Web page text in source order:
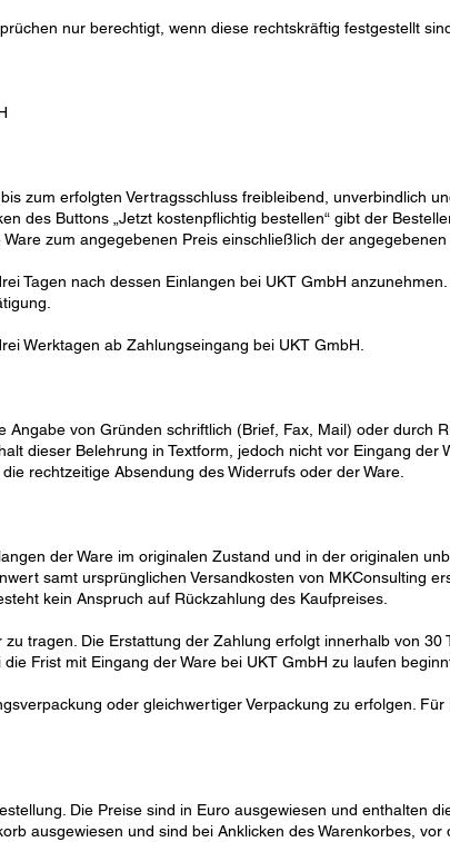
nur berechtigt, wenn diese rechtskräftig festgestellt
zum erfolgten Vertragsschluss freibleibend, unverbindlich
des Buttons „Jetzt kostenpflichtig bestellen“ gibt der
zum angegebenen Preis einschließlich der angegebenen
Tagen nach dessen Einlangen bei UKT GmbH
Werktagen ab Zahlungseingang bei UKT GmbH.
von Gründen schriftlich (Brief, Fax, Mail) oder durch
dieser Belehrung in Textform, jedoch nicht vor Eingang der
rechtzeitige Absendung des Widerrufs oder der Ware.
der Ware im originalen Zustand und in der originalen
samt ursprünglichen Versandkosten von MKConsulting
kein Anspruch auf Rückzahlung des Kaufpreises.
tragen. Die Erstattung der Zahlung erfolgt innerhalb von
Frist mit Eingang der Ware bei UKT GmbH zu laufen
oder gleichwertiger Verpackung zu erfolgen.
Die Preise sind in Euro ausgewiesen und enthalten
ausgewiesen und sind bei Anklicken des Warenkorbes,